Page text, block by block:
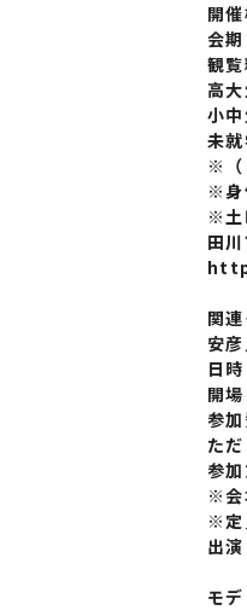
開
会
観
高
小
未
※（
※身
※土
田
関
安
日
開
参
た
参
※会
※定
出
佐
モ